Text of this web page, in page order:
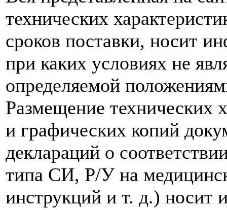
технических
сроков поставки, носит
при каких условиях не
определяемой
Размещение технических
и графических копий
деклараций о
типа СИ, Р/У на
инструкций и т. д.) носит